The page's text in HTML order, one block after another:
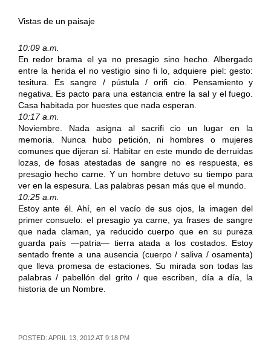
Vistas de un paisaje
10:09 a.m.
En redor brama el ya no presagio sino hecho. Albergado
entre la herida el no vestigio sino fi lo, adquiere piel: gesto:
tesitura. Es sangre / pústula / orifi cio. Pensamiento y
negativa. Es pacto para una estancia entre la sal y el fuego.
Casa habitada por huestes que nada esperan.
10:17 a.m.
Noviembre. Nada asigna al sacrifi cio un lugar en la
memoria. Nunca hubo petición, ni hombres o mujeres
comunes que dijeran sí. Habitar en este mundo de derruidas
lozas, de fosas atestadas de sangre no es respuesta, es
presagio hecho carne. Y un hombre detuvo su tiempo para
ver en la espesura. Las palabras pesan más que el mundo.
10:25 a.m.
Estoy ante él. Ahí, en el vacío de sus ojos, la imagen del
primer consuelo: el presagio ya carne, ya frases de sangre
que nada claman, ya reducido cuerpo que en su pureza
guarda país —patria— tierra atada a los costados. Estoy
sentado frente a una ausencia (cuerpo / saliva / osamenta)
que lleva promesa de estaciones. Su mirada son todas las
palabras / pabellón del grito / que escriben, día a día, la
historia de un Nombre.
POSTED: APRIL 13, 2012 AT 9:18 PM